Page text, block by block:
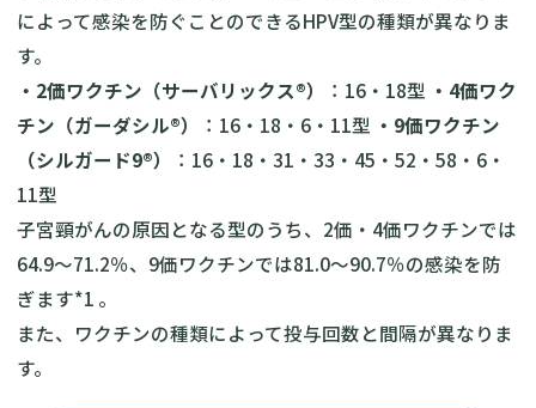
によって感染を防ぐことのできるHPV型の種類が異なりま
す。
・2価ワクチン（サーバリックス®︎）
：16・18型 ・4価ワク
チン（ガーダシル®︎）
：16・18・6・11型 ・9価ワクチン
（シルガード9®︎）
：16・18・31・33・45・52・58・6・
11型
子宮頸がんの原因となる型のうち、2価・4価ワクチンでは
64.9〜71.2％、9価ワクチンでは81.0〜90.7％の感染を防
ぎます*1 。
また、ワクチンの種類によって投与回数と間隔が異なりま
す。